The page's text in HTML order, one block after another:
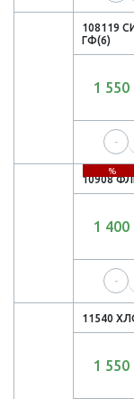
108119
ГФ(6)
1 550
-
%
10908
1 400
-
11540
1 550